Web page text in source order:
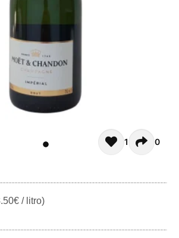
questo momento non ci sono commenti.
1 0
/ litro)